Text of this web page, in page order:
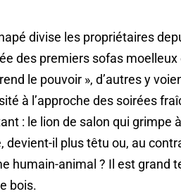
divise les propriétaires
des premiers sofas moelleux
le pouvoir », d’autres y
à l’approche des soirées
: le lion de salon qui grimpe
il plus têtu ou, au
humain-animal ? Il est grand
bois.